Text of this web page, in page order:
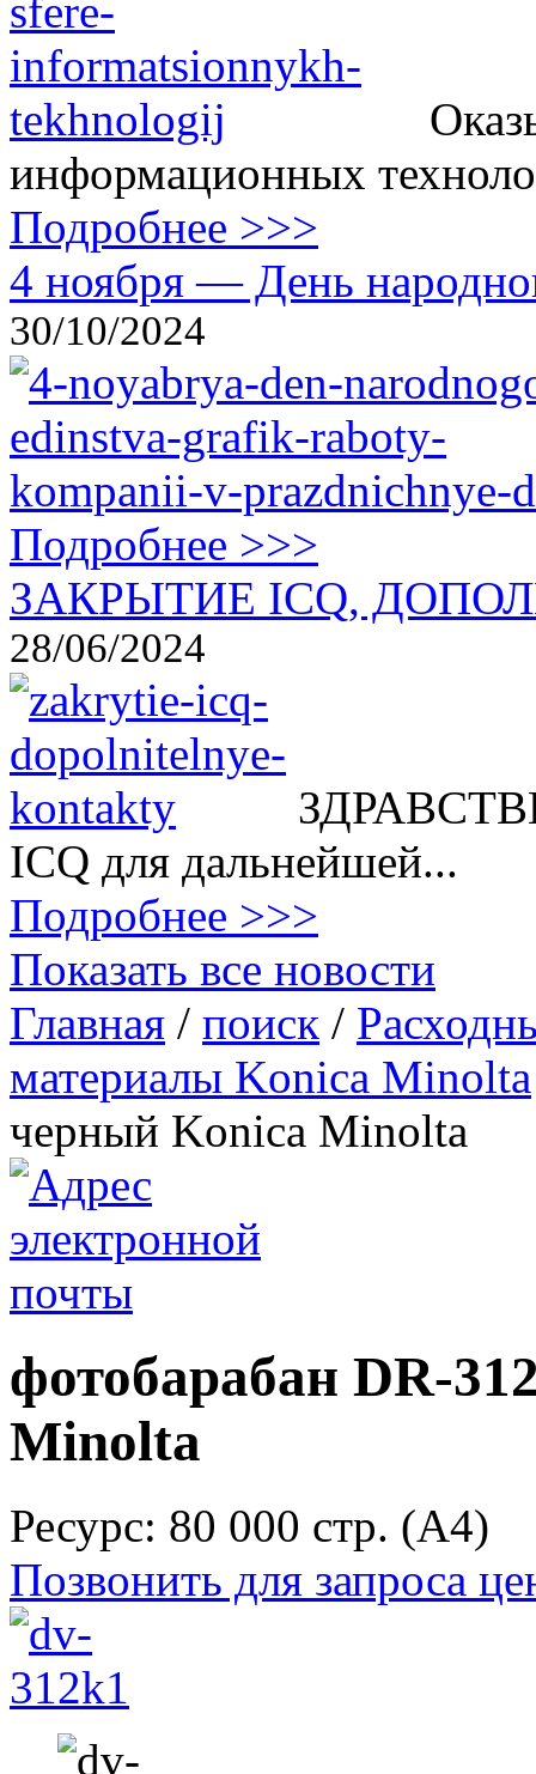
информационных
Подробнее >>>
4 ноября — День
30/10/2024
Подробнее >>>
ЗАКРЫТИЕ ICQ,
28/06/2024
ICQ для дальнейшей...
Подробнее >>>
Показать все новости
Главная / поиск /
материалы Konica Minolta
черный Konica Minolta
фотобарабан DR-
Minolta
Ресурс: 80 000 стр. (А4)
Позвонить для запроса